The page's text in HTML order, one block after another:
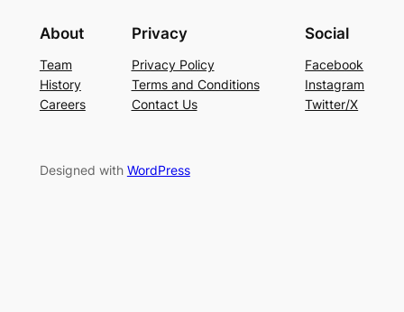
About
Team
History
Careers
Privacy
Privacy Policy
Terms and Conditions
Contact Us
Social
Facebook
Instagram
Twitter/X
Designed with WordPress